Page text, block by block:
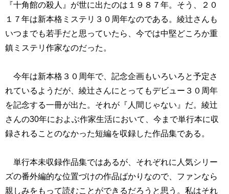
『十角館の殺人』が世に出たのは１９８７年。そう、２０
１７年は新本格ミステリ３０周年なのである。綾辻さんも
いつまでも若手だと思っていたら、今では中堅どころか重
鎮ミステリ作家なのだった。
今年は新本格３０周年で、記念企画もいろいろと予定さ
れているようだが、綾辻さんにとってもデビュー３０周年
を記念する一冊が出た。それが『人間じゃない』だ。綾辻
さんの30年におよぶ作家生活において、今まで単行本に収
録されることのなかった短編を収録した作品集である。
単行本未収録作品集ではあるが、それぞれに人気シリー
ズの番外編的な位置づけの作品ばかりなので、ファンなら
親しみをもって読むことができるだろうと思う。私はそれ